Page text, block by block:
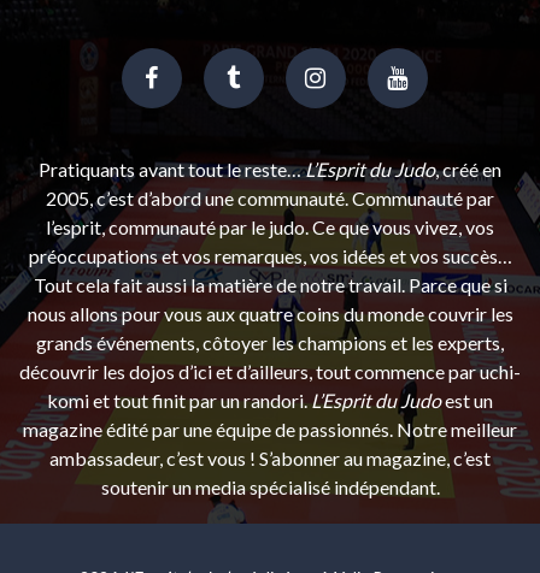
Pratiquants avant tout le reste…L’Esprit du Judo, créé en
2005, c’est d’abord une communauté. Communauté par
l’esprit, communauté par le judo. Ce que vous vivez, vos
préoccupations et vos remarques, vos idées et vos succès…
Tout cela fait aussi la matière de notre travail. Parce que si
nous allons pour vous aux quatre coins du monde couvrir les
grands événements, côtoyer les champions et les experts,
découvrir les dojos d’ici et d’ailleurs, tout commence par uchi-
komi et tout finit par un randori.L’Esprit du Judoest un
magazine édité par une équipe de passionnés. Notre meilleur
ambassadeur, c’est vous ! S’abonner au magazine, c’est
soutenir un media spécialisé indépendant.